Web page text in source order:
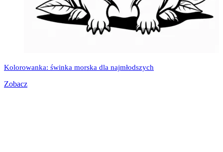
Kolorowanka: świnka morska dla najmłodszych
Zobacz